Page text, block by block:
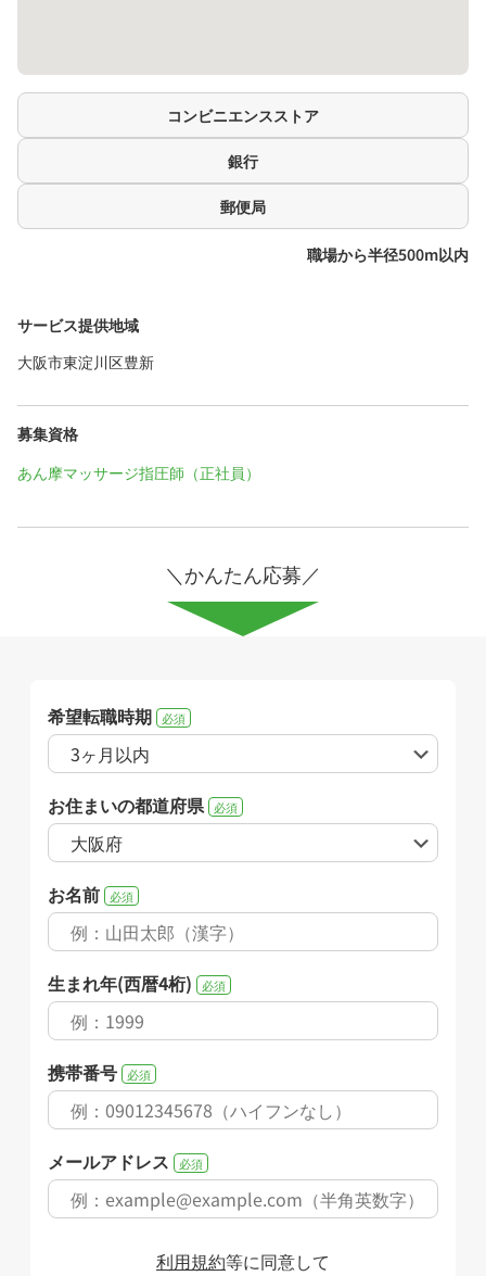
コンビニエンスストア
銀行
郵便局
職場から半径500m以内
サービス提供地域
大阪市東淀川区豊新
募集資格
あん摩マッサージ指圧師（正社員）
＼かんたん応募／
希望転職時期 必須
お住まいの都道府県 必須
お名前 必須
生まれ年(西暦4桁) 必須
携帯番号 必須
メールアドレス 必須
利用規約等に同意して